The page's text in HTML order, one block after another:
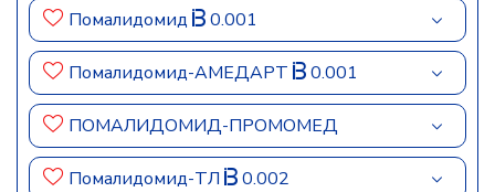
Помалидомид 0.001
Помалидомид-АМЕДАРТ 0.001
ПОМАЛИДОМИД-ПРОМОМЕД
Помалидомид-ТЛ 0.002